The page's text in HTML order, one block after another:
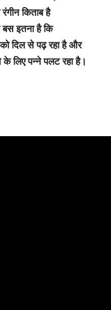
किताब है
बस इतना है कि
दिल से पढ़ रहा है और
लिए पन्ने पलट रहा है।